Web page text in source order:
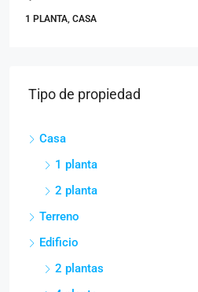
Casa
1 planta
2 planta
Terreno
Edificio